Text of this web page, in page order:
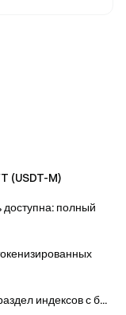
безопасно,
их комиссий
версию
Telegram
сообществом,
(USDT-M)
полный
индексов с б...